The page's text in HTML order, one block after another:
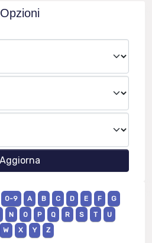
Opzioni
0-9 A B C D E F
G
N O P Q R S T
U
W X Y Z